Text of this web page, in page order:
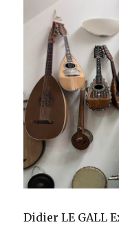
Didier LE GALL